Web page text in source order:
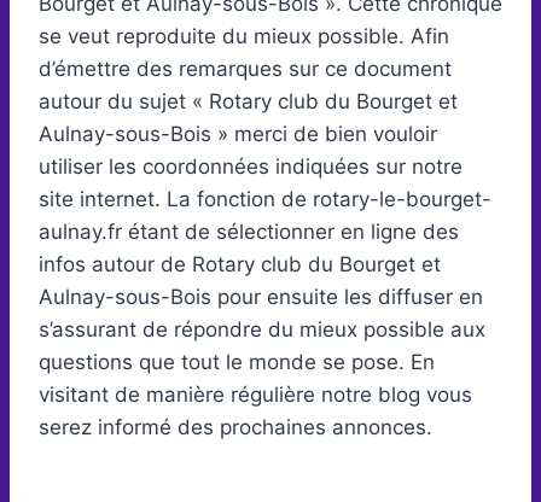
se veut reproduite du mieux possible. Afin
d’émettre des remarques sur ce document
autour du sujet « Rotary club du Bourget et
Aulnay-sous-Bois » merci de bien vouloir
utiliser les coordonnées indiquées sur notre
site internet. La fonction de rotary-le-bourget-
aulnay.fr étant de sélectionner en ligne des
infos autour de Rotary club du Bourget et
Aulnay-sous-Bois pour ensuite les diffuser en
s’assurant de répondre du mieux possible aux
questions que tout le monde se pose. En
visitant de manière régulière notre blog vous
serez informé des prochaines annonces.